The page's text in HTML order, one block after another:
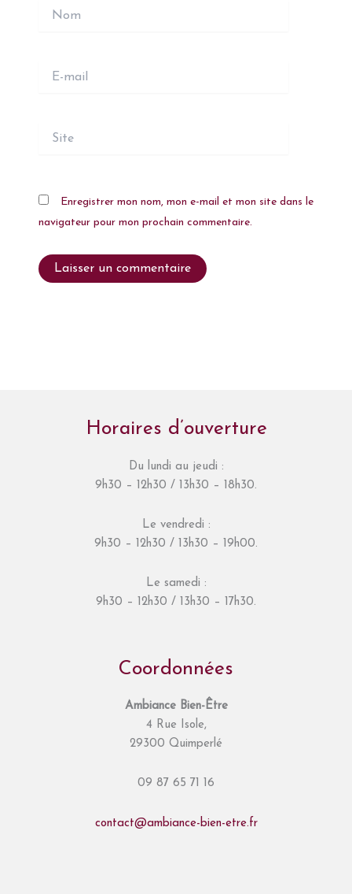
Nom
mail
Site
Enregistrer mon nom, mon e-mail et mon site dans le
navigateur pour mon prochain commentaire.
Horaires d’ouverture
Du lundi au jeudi :
9h30 – 12h30 / 13h30 – 18h30.
Le vendredi :
9h30 – 12h30 / 13h30 – 19h00.
Le samedi :
9h30 – 12h30 / 13h30 – 17h30.
Coordonnées
Ambiance Bien-Être
4 Rue Isole,
29300 Quimperlé
09 87 65 71 16
contact@ambiance-bien-etre.fr